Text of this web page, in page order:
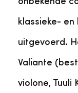
klassieke-
uitgevoerd.
Valiante
violone, Tuuli